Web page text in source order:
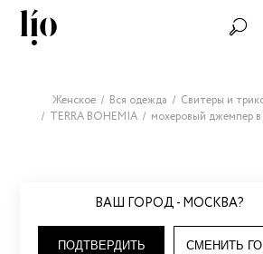
ВАШ ГОРОД - МОСКВА?
ПОДТВЕРДИТЬ СМЕНИТЬ
Женское Вся одежда Свитеры и
TERRA BOHEMIA
мохеровый джемпер